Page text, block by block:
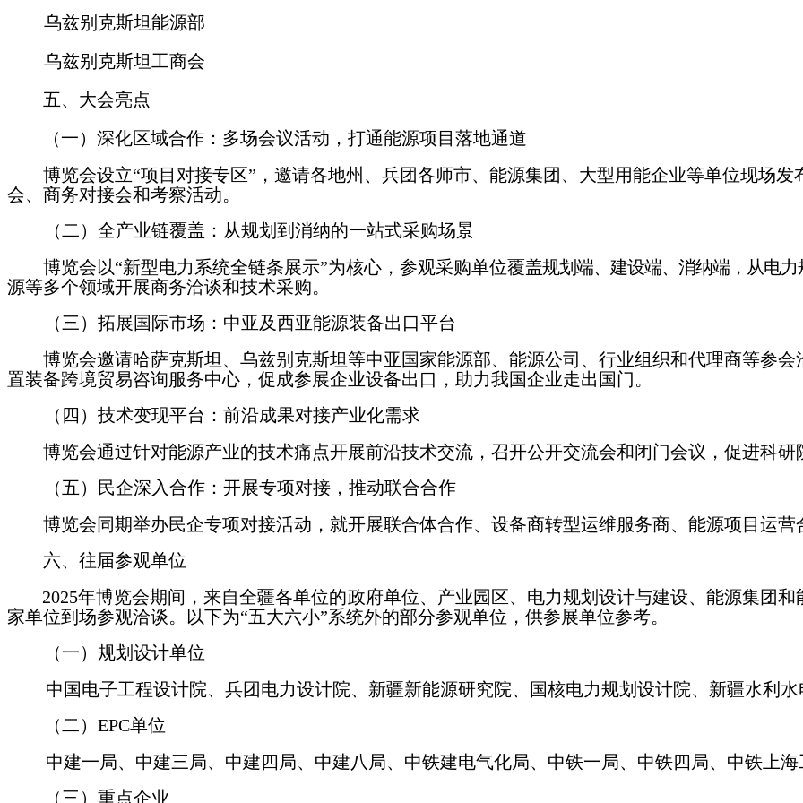
乌兹别克斯坦能源部
乌兹别克斯坦工商会
五、大会亮点
（一） 深化区域合作：多场会议活动，打通能源项目落地通道
博览会设立“项目对接专区”，邀请各地州、兵团各师市、能源集团、大型用能企业等单位现场
会、商务对接会和考察活动。
（二）全产业链覆盖：从规划到消纳的一站式采购场景
博览会以“新型电力系统全链条展示”为核心，参观采购单位覆盖规划端、建设端、消纳端，从电
源等多个领域开展商务洽谈和技术采购。
（三）拓展国际市场：中亚及西亚能源装备出口平台
博览会邀请哈萨克斯坦、乌兹别克斯坦等中亚国家能源部、能源公司、行业组织和代理商等参会
置装备跨境贸易咨询服务中心，促成参展企业设备出 口，助力我国企业走出国门。
（四）技术变现平台：前沿成果对接产业化需求
博览会通过针对能源产业的技术痛点开展前沿技术交流，召开公开交流会和闭门会议，促进科
（五）民企深入合作：开展专项对接，推动联合合作
博览会同期举办民企专项对接活动，就开展联合体合作、设备商转型运维服务商、能源项目运
六、往届参观单位
2025年博览会期间，来自全疆各单位的政府单位、产业园区、电力规划设计与建设、能源集团
家单位到场参观洽谈。
以下为“五大六小”系统外的部分参观单位， 供参展单位参考。
（一）规划设计单位
中国电子工程设计院、兵团电力设计院、新疆新能源研究院、国核电力规划设计院、新疆水利
（二） EPC单位
中建一局、中建三局、中建四局、中建八局、中铁建电气化局、 中铁一局、中铁四局、中铁上
（三）重点企业